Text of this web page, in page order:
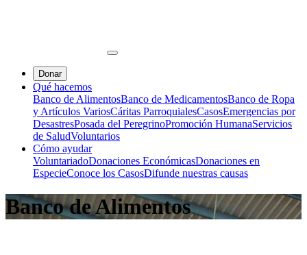
Donar
Qué hacemos
Banco de AlimentosBanco de MedicamentosBanco de Ropa
y Artículos VariosCáritas ParroquialesCasosEmergencias por
DesastresPosada del PeregrinoPromoción HumanaServicios
de SaludVoluntarios
Cómo ayudar
VoluntariadoDonaciones EconómicasDonaciones en
EspecieConoce los CasosDifunde nuestras causas
Banco de Alimentos